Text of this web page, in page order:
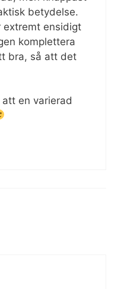
betydelse.
extremt ensidigt
komplettera
bra, så att det
en varierad